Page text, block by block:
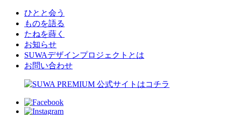
ひとと会う
ものを語る
たねを蒔く
お知らせ
SUWAデザインプロジェクトとは
お問い合わせ